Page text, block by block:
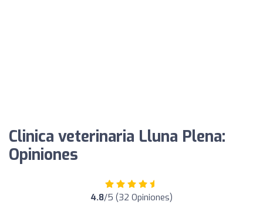
Clinica veterinaria Lluna Plena:
Opiniones
4.8/5 (32 Opiniones)